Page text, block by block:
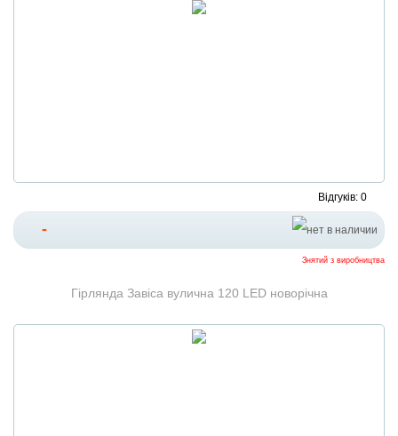
Відгуків: 0
-
Знятий з виробництва
Гірлянда Завіса вулична 120 LED новорічна